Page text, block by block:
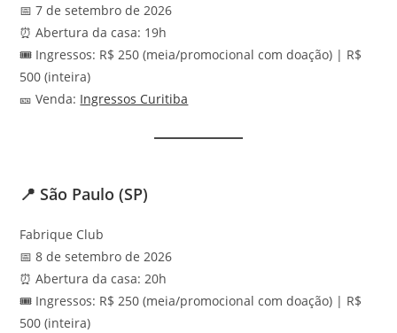
📅 7 de setembro de 2026
⏰ Abertura da casa: 19h
🎟️ Ingressos: R$ 250 (meia/promocional com doação) | R$
500 (inteira)
🎫 Venda: Ingressos Curitiba
📍 São Paulo (SP)
Fabrique Club
📅 8 de setembro de 2026
⏰ Abertura da casa: 20h
🎟️ Ingressos: R$ 250 (meia/promocional com doação) | R$
500 (inteira)